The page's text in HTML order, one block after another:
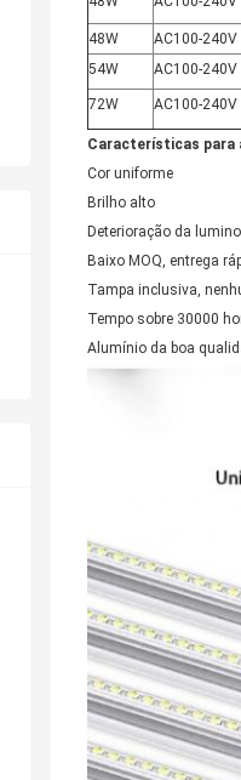
48W AC100-240V
54W
AC100-240V
72W AC100-240V
Características para
Cor uniforme
Brilho alto
Deterioração da
Baixo MOQ, entrega
Tampa inclusiva,
Tempo sobre 30000
Alumínio da boa